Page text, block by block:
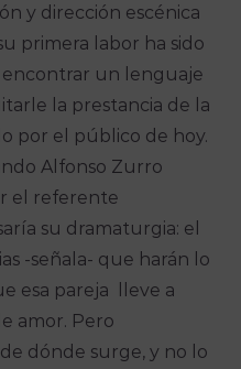
y dirección escénica
primera labor ha sido
un lenguaje
la prestancia de la
por el público de hoy.
Alfonso Zurro
el referente
su dramaturgia: el
-señala- que harán lo
esa pareja lleve a
amor. Pero
dónde surge, y no lo